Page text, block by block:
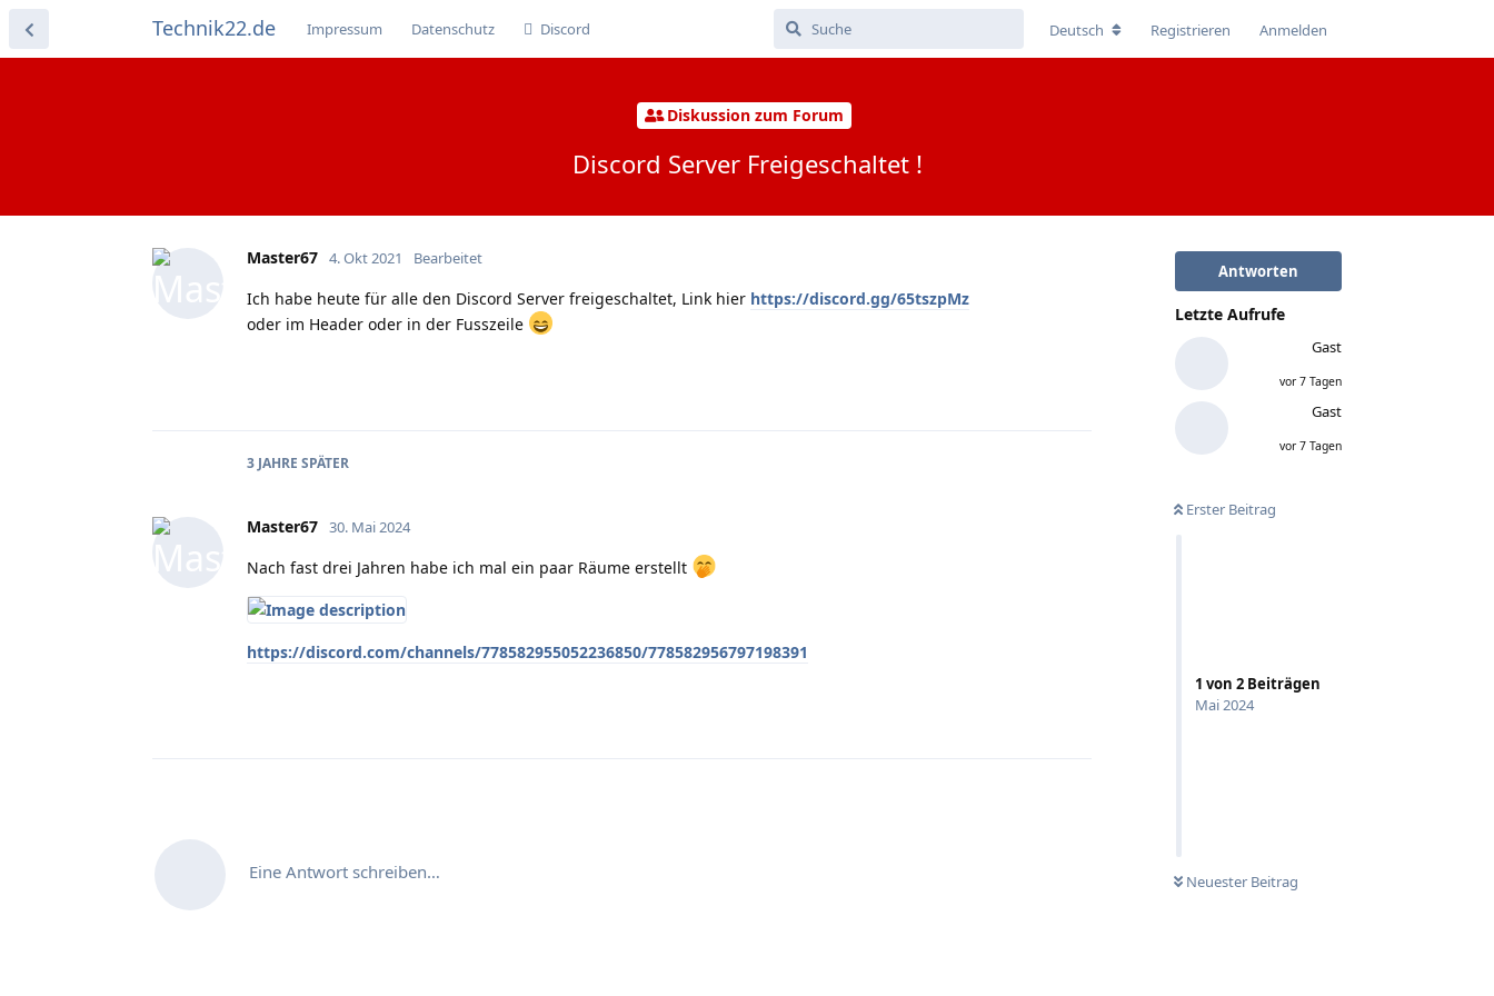
Technik22.de Impressum Datenschutz Discord Deutsch Registrieren Anmelden
Diskussion zum Forum
Discord Server Freigeschaltet !
Antworten
Letzte Aufrufe
Gast
vor 7 Tagen
Gast
vor 7 Tagen
Erster Beitrag
1 von 2 Beiträgen
Mai 2024
Neuester Beitrag
Master67 4. Okt 2021 Bearbeitet
Ich habe heute für alle den Discord Server freigeschaltet, Link hier https://discord.gg/65tszpMz
oder im Header oder in der Fusszeile
3 JAHRE SPÄTER
Master67 30. Mai 2024
Nach fast drei Jahren habe ich mal ein paar Räume erstellt
https://discord.com/channels/778582955052236850/778582956797198391
Eine Antwort schreiben…